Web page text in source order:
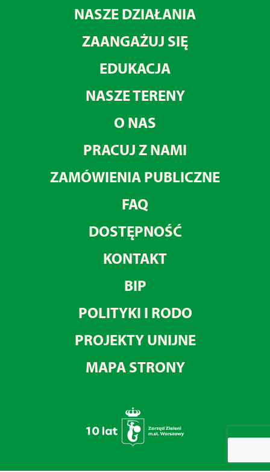
NASZE DZIAŁANIA
ZAANGAŻUJ SIĘ
EDUKACJA
NASZE TERENY
O NAS
PRACUJ Z NAMI
ZAMÓWIENIA PUBLICZNE
FAQ
DOSTĘPNOŚĆ
KONTAKT
BIP
POLITYKI I RODO
PROJEKTY UNIJNE
MAPA STRONY